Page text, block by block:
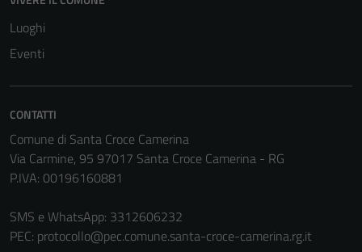
Luoghi
Eventi
CONTATTI
Comune di Santa Croce Camerina
Via Carmine, 95 97017 Santa Croce Camerina - RG
P.IVA: 00196160881
SMS e WhatsApp: 3312606232
PEC: protocollo@pec.comune.santa-croce-camerina.rg.it
sono
(si veda la
possono